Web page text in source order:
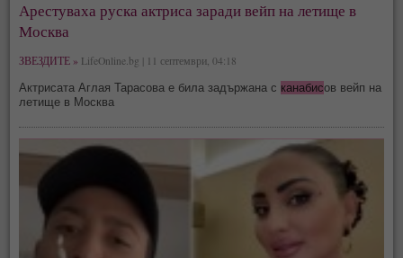
Арестуваха руска актриса заради вейп на летище в
Москва
ЗВЕЗДИТЕ » LifeOnline.bg | 11 септември, 04:18
Актрисата Аглая Тарасова е била задържана с канабисов вейп на
летище в Москва